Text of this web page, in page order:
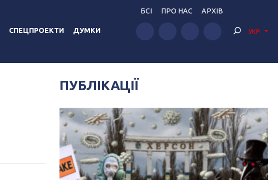
СПЕЦПРОЕКТИ ДУМКИ
БСІ ПРО НАС АРХІВ
УКР
ПУБЛІКАЦІЇ